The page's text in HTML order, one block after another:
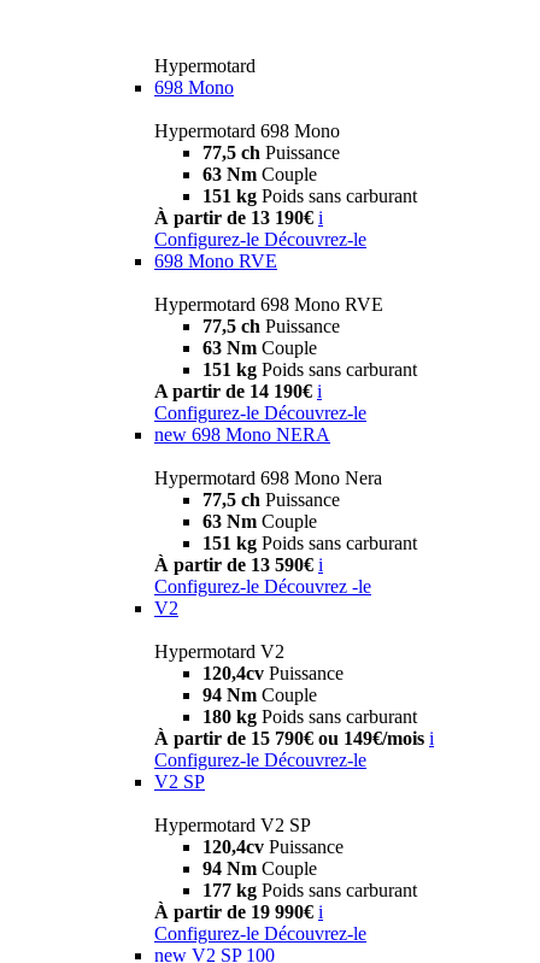
Hypermotard
698 Mono
Hypermotard 698 Mono
77,5 ch Puissance
63 Nm Couple
151 kg Poids sans carburant
À partir de 13 190€ i
Configurez-le Découvrez-le
698 Mono RVE
Hypermotard 698 Mono RVE
77,5 ch Puissance
63 Nm Couple
151 kg Poids sans carburant
A partir de 14 190€ i
Configurez-le Découvrez-le
new 698 Mono NERA
Hypermotard 698 Mono Nera
77,5 ch Puissance
63 Nm Couple
151 kg Poids sans carburant
À partir de 13 590€ i
Configurez-le Découvrez -le
V2
Hypermotard V2
120,4cv Puissance
94 Nm Couple
180 kg Poids sans carburant
À partir de 15 790€ ou 149€/mois i
Configurez-le Découvrez-le
V2 SP
Hypermotard V2 SP
120,4cv Puissance
94 Nm Couple
177 kg Poids sans carburant
À partir de 19 990€ i
Configurez-le Découvrez-le
new V2 SP 100